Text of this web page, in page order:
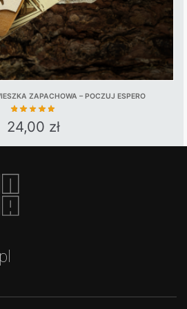
page
ZAPACHOWA – POCZUJ ESPERO
24,00 zł